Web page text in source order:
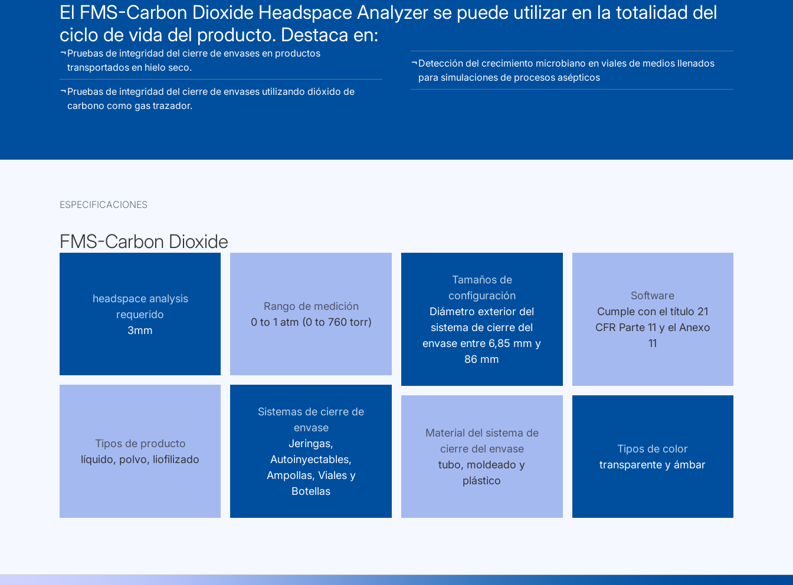
El FMS-Carbon Dioxide Headspace Analyzer se puede utilizar en la totalidad del
ciclo de vida del producto. Destaca en:
Pruebas de integridad del cierre de envases en productos
transportados en hielo seco.
Pruebas de integridad del cierre de envases utilizando dióxido de
carbono como gas trazador.
Detección del crecimiento microbiano en viales de medios llenados
para simulaciones de procesos asépticos
ESPECIFICACIONES
FMS-Carbon Dioxide
headspace analysis
requerido
3mm
Rango de medición
0 to 1 atm (0 to 760 torr)
Tipos de producto
líquido, polvo, liofilizado
Sistemas de cierre de
envase
Jeringas,
Autoinyectables,
Ampollas, Viales y
Botellas
Tamaños de
configuración
Diámetro exterior del
sistema de cierre del
envase entre 6,85 mm y
86 mm
Software
Cumple con el título 21
CFR Parte 11 y el Anexo
11
Material del sistema de
cierre del envase
tubo, moldeado y
plástico
Tipos de color
transparente y ámbar